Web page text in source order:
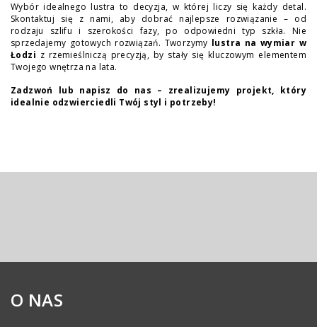
Wybór idealnego lustra to decyzja, w której liczy się każdy detal.
Skontaktuj się z nami, aby dobrać najlepsze rozwiązanie – od
rodzaju szlifu i szerokości fazy, po odpowiedni typ szkła. Nie
sprzedajemy gotowych rozwiązań. Tworzymy lustra na wymiar w
Łodzi z rzemieślniczą precyzją, by stały się kluczowym elementem
Twojego wnętrza na lata.
Zadzwoń lub napisz do nas – zrealizujemy projekt, który
idealnie odzwierciedli Twój styl i potrzeby!
O NAS